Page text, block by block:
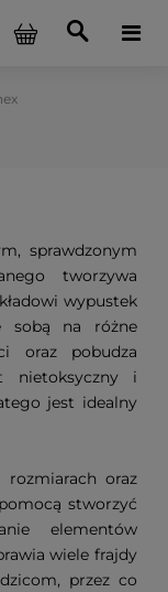
sprawdzonym
tworzywa
wypustek
sobą na różne
oraz pobudza
nietoksyczny i
jest idealny
oraz
stworzyć
elementów
wiele frajdy
przez co